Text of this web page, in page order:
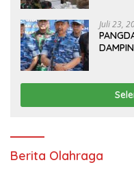
Juli 23,
Berita Olahraga